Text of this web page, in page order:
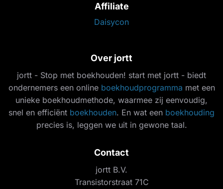
Affiliate
Daisycon
Over jortt
jortt - Stop met boekhouden! start met jortt - biedt
ondernemers een online boekhoudprogramma met een
unieke boekhoudmethode, waarmee zij eenvoudig,
snel en efficiënt boekhouden. En wat een boekhouding
precies is, leggen we uit in gewone taal.
Contact
jortt B.V.
Transistorstraat 71C